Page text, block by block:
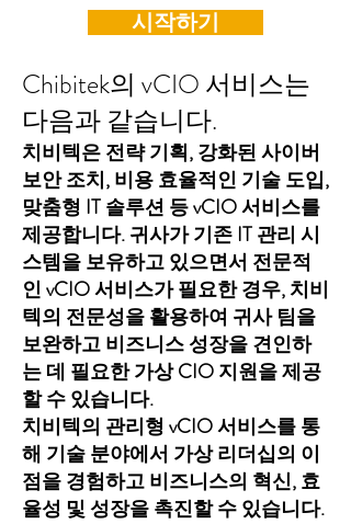
시작하기
Chibitek의 vCIO 서비스는
다음과 같습니다.
치비텍은 전략 기획, 강화된 사이버
보안 조치, 비용 효율적인 기술 도입,
맞춤형 IT 솔루션 등 vCIO 서비스를
제공합니다. 귀사가 기존 IT 관리 시
스템을 보유하고 있으면서 전문적
인 vCIO 서비스가 필요한 경우, 치비
텍의 전문성을 활용하여 귀사 팀을
보완하고 비즈니스 성장을 견인하
는 데 필요한 가상 CIO 지원을 제공
할 수 있습니다.
치비텍의 관리형 vCIO 서비스를 통
해 기술 분야에서 가상 리더십의 이
점을 경험하고 비즈니스의 혁신, 효
율성 및 성장을 촉진할 수 있습니다.